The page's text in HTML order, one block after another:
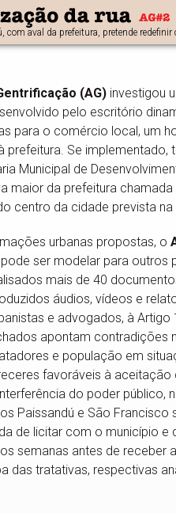
com aval da prefeitura, pretende redefinir
(AG) investigou
pelo escritório
para o comércio local, um
Se
Municipal de
maior da prefeitura
centro da cidade prevista
urbanas propostas, o
ser modelar para
mais de 40
áudios, vídeos e
e advogados, à
apontam
e população em
favoráveis à
do poder
Paissandú e São
de licitar com o município
semanas antes de
das tratativas, respectivas